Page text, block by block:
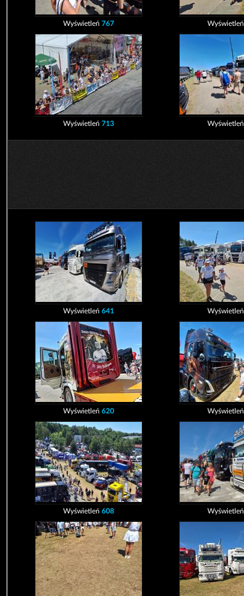
Wyświetleń767 Wyświetleń
Wyświetleń713 Wyświetleń
Wyświetleń641 Wyświetleń
Wyświetleń620 Wyświetleń
Wyświetleń608 Wyświetleń